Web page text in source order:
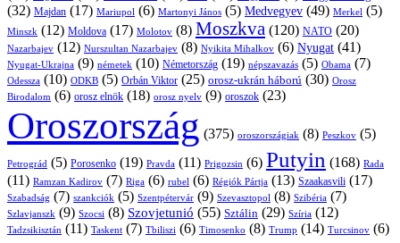
(32) Majdan (17) Mariupol (6) Martonyi János (5) Medvegyev (49) Merkel (5)
Minszk (12) Moldova (17) Molotov (8) Moszkva (120) NATO (20)
Nazarbajev (12) Nurszultan Nazarbajev (8) Nyikita Mihalkov (6) Nyugat (41)
Nyugat-Ukrajna (9) németek (10) Németország (19) népszavazás (5) Obama (7)
Odessza (10) ODKB (5) Orbán Viktor (25) orosz-ukrán háború (30) Orosz
Birodalom (6) orosz elnök (18) orosz nyelv (9) oroszok (23)
Oroszország (375) oroszországiak (8) Peszkov (5)
Petrográd (5) Porosenko (19) Pravda (11) Prigozsin (6) Putyin (168) Rada
(11) Ramzan Kadirov (7) Riga (6) rubel (6) Régiók Pártja (13) Szaakasvili (17)
Szabadság (7) szankciók (5) Szentpétervár (9) Szevasztopol (8) Szibéria (7)
Szlavjanszk (9) Szocsi (8) Szovjetunió (55) Sztálin (29) Szíria (12)
Tadzsikisztán (11) Taskent (7) Tbiliszi (6) Timosenko (8) Trump (14) Turcsinov (6)